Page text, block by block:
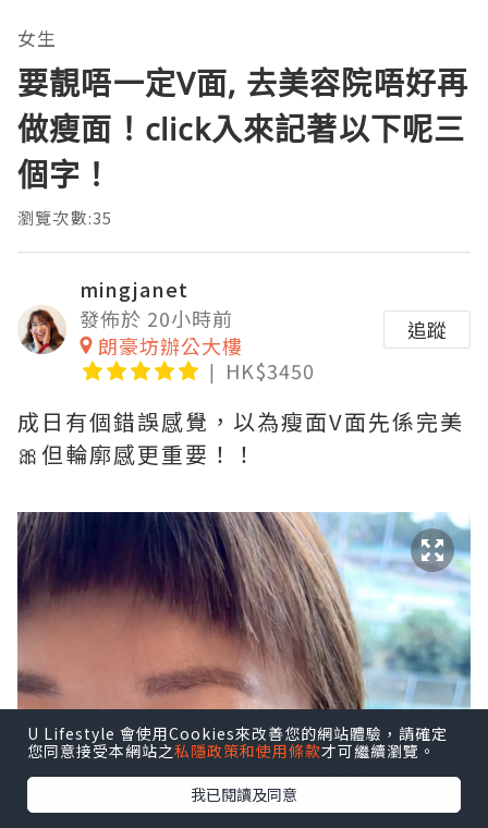
女生
要靚唔一定V面, 去美容院唔好再
做瘦面！click入來記著以下呢三
個字！
瀏覽次數:35
mingjanet
發佈於 20小時前
朗豪坊辦公大樓
HK$3450
追蹤
成日有個錯誤感覺，以為瘦面V面先係完美
🎀但輪廓感更重要！！
U Lifestyle 會使用Cookies來改善您的網站體驗，請確定
您同意接受本網站之私隱政策和使用條款才可繼續瀏覽。
我已閱讀及同意